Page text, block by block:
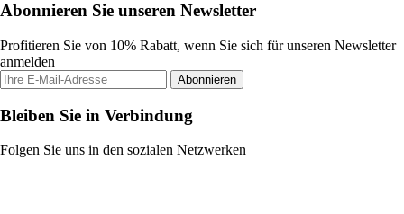
Abonnieren Sie unseren Newsletter
Profitieren Sie von 10% Rabatt, wenn Sie sich für unseren Newsletter
anmelden
Abonnieren
Bleiben Sie in Verbindung
Folgen Sie uns in den sozialen Netzwerken